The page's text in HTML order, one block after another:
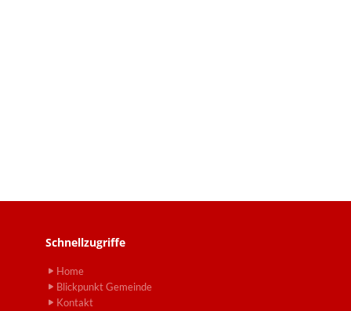
Schnellzugriffe
Home
Blickpunkt Gemeinde
Kontakt